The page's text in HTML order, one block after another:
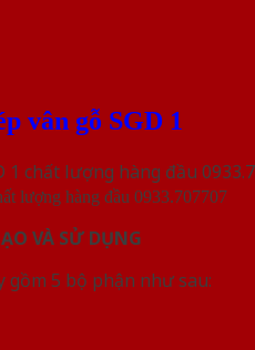
vân gỗ SGD 1
lượng hàng đầu 0933.707707
VÀ SỬ DỤNG
gồm 5 bộ phận như sau: